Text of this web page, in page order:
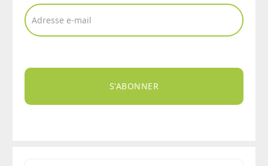
S'ABONNER